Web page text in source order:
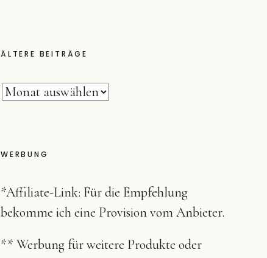
ÄLTERE BEITRÄGE
WERBUNG
*Affiliate-Link: Für die Empfehlung
bekomme ich eine Provision vom Anbieter.
** Werbung für weitere Produkte oder